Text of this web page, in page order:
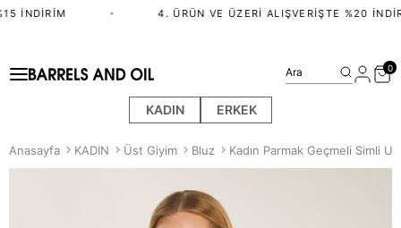
İNDIRIM 4. ÜRÜN VE ÜZERI ALIŞVERIŞTE %20
KADIN ERKEK
Ara 0
Anasayfa KADIN Üst Giyim Bluz Kadın Parmak Geçmeli Simli